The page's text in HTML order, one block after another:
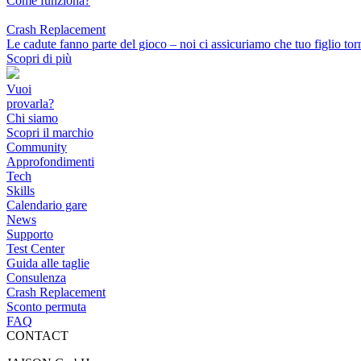
Crash Replacement
Le cadute fanno parte del gioco – noi ci assicuriamo che tuo figlio
Scopri di più
Vuoi
provarla?
Chi siamo
Scopri il marchio
Community
Approfondimenti
Tech
Skills
Calendario gare
News
Supporto
Test Center
Guida alle taglie
Consulenza
Crash Replacement
Sconto permuta
FAQ
CONTACT